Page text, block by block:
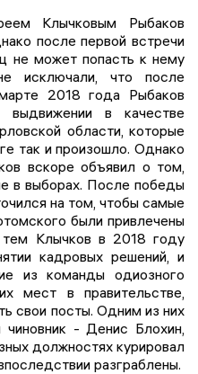
Клычковым Рыбаков
после первой встречи
не может попасть к нему
исключали, что после
2018 года Рыбаков
в качестве
области, которые
так и произошло. Однако
вскоре объявил о том,
в выборах. После победы
на том, чтобы самые
были привлечены
Клычков в 2018 году
кадровых решений, и
из команды одиозного
мест в правительстве,
свои посты. Одним из них
чиновник - Денис Блохин,
должностях курировал
разграблены.